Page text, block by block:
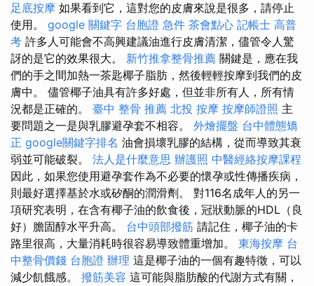
足底按摩 如果看到它，這對您的皮膚來說是很多，請停止
使用。 google 關鍵字 台胞證 急件 茶會點心 記帳士 高普
考 許多人可能會不高興建議油進行皮膚清潔，儘管令人驚
訝的是它的效果很大。 新竹推拿整骨推薦 關鍵是，應在我
們的手之間加熱一茶匙椰子脂肪，然後輕輕按摩到我們的皮
膚中。 儘管椰子油具有許多好處，但並非所有人，所有情
況都是正確的。 臺中 整骨 推薦 北投 按摩 按摩師證照 主
要問題之一是與乳膠避孕套不相容。 外燴擺盤 台中體態矯
正 google關鍵字排名 油會損壞乳膠的結構，從而導致其衰
弱並可能破裂。 法人是什麼意思 辦護照 中醫經絡按摩課程
因此，如果您使用避孕套作為不必要的懷孕或性傳播疾病，
則最好選擇基於水或矽酮的潤滑劑。 對116名成年人的另一
項研究表明，在含有椰子油的飲食後，冠狀動脈的HDL（良
好）膽固醇水平升高。 台中頭部撥筋 請記住，椰子油的卡
路里很高，大量消耗時很容易導致體重增加。 東海按摩 台
中整骨價錢 台胞證 辦理 這是椰子油的一個有趣特徵，可以
減少飢餓感。 撥筋美容 這可能與脂肪酸的代謝方式有關，